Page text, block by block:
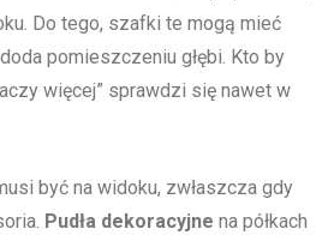
Do⁤ tego, szafki te mogą mieć
pomieszczeniu głębi.‌ Kto‍ by
więcej” sprawdzi ‌się ​nawet w
być na widoku, zwłaszcza ⁣gdy
Pudła⁣ dekoracyjne ⁤na​ półkach